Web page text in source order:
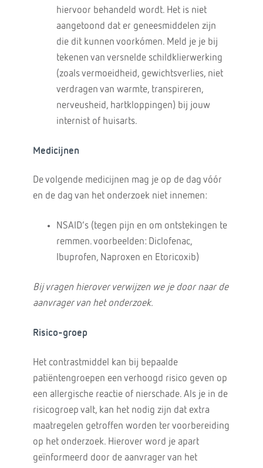
hiervoor behandeld wordt. Het is niet
aangetoond dat er geneesmiddelen zijn
die dit kunnen voorkómen. Meld je je bij
tekenen van versnelde schildklierwerking
(zoals vermoeidheid, gewichtsverlies, niet
verdragen van warmte, transpireren,
nerveusheid, hartkloppingen) bij jouw
internist of huisarts.
Medicijnen
De volgende medicijnen mag je op de dag vóór
en de dag van het onderzoek niet innemen:
NSAID’s (tegen pijn en om ontstekingen te
remmen. voorbeelden: Diclofenac,
Ibuprofen, Naproxen en Etoricoxib)
Bij vragen hierover verwijzen we je door naar de
aanvrager van het onderzoek.
Risico-groep
Het contrastmiddel kan bij bepaalde
patiëntengroepen een verhoogd risico geven op
een allergische reactie of nierschade. Als je in de
risicogroep valt, kan het nodig zijn dat extra
maatregelen getroffen worden ter voorbereiding
op het onderzoek. Hierover word je apart
geïnformeerd door de aanvrager van het